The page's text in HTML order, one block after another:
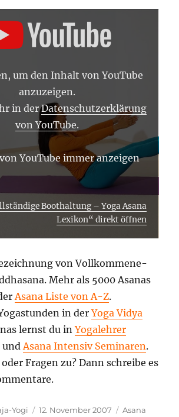
um den Inhalt von YouTube
anzuzeigen.
in derDatenschutzerklärung
von YouTube.
YouTube immer anzeigen
Boothaltung – Yoga Asana
Lexikon“ direkt öffnen
von Vollkommene-
Mehr als 5000 Asanas
Asana Liste von A-Z.
in derYoga Vidya
lernst du inYogalehrer
und Asana Intensiv Seminaren.
Fragen zu? Dann schreibe es
Yogi
Veröffentlicht
12. November 2007 Kategorien
Asana